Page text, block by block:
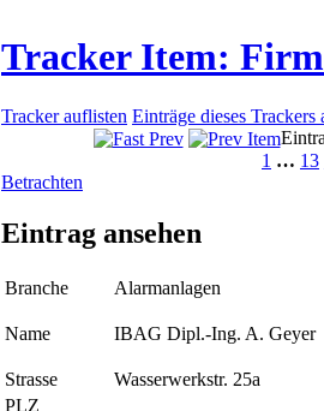
Tracker Item:
Tracker auflisten Einträge dieses Trackers
1 … 13
Betrachten
Eintrag ansehen
Branche Alarmanlagen
Name IBAG Dipl.-Ing. A. Geyer
Strasse
Wasserwerkstr. 25a
PLZ